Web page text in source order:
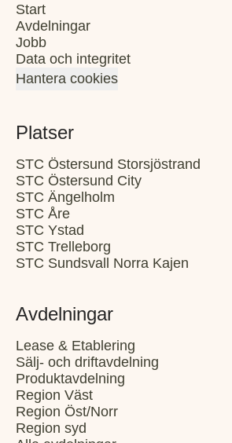
Start
Avdelningar
Jobb
Data och integritet
Hantera cookies
Platser
STC Östersund Storsjöstrand
STC Östersund City
STC Ängelholm
STC Åre
STC Ystad
STC Trelleborg
STC Sundsvall Norra Kajen
Avdelningar
Lease & Etablering
Sälj- och driftavdelning
Produktavdelning
Region Väst
Region Öst/Norr
Region syd